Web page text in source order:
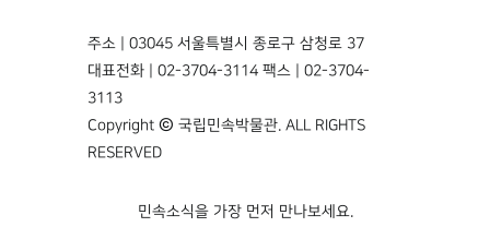
주소 | 03045 서울특별시 종로구 삼청로 37
대표전화 | 02-3704-3114 팩스 | 02-3704-
3113
Copyright © 국립민속박물관. ALL RIGHTS
RESERVED
민속소식을 가장 먼저 만나보세요.